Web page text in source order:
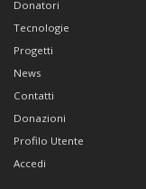
Donatori
Tecnologie
Progetti
News
Contatti
Donazioni
Profilo Utente
Accedi